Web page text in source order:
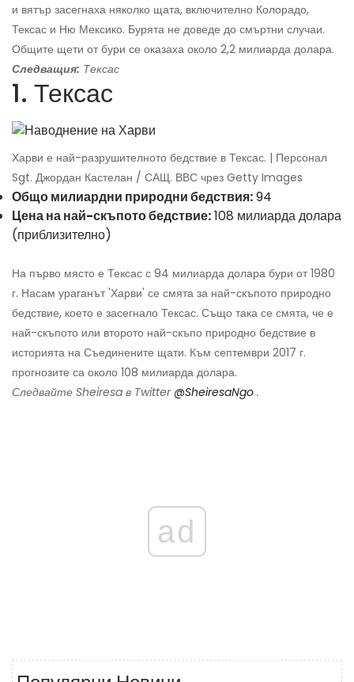
и вятър засегнаха няколко щата, включително Колорадо,
Тексас и Ню Мексико. Бурята не доведе до смъртни случаи.
Общите щети от бури се оказаха около 2,2 милиарда долара.
Следващия: Тексас
1. Тексас
Харви е най-разрушителното бедствие в Тексас. | Персонал
Sgt. Джордан Кастелан / САЩ. ВВС чрез Getty Images
Общо милиардни природни бедствия:94
Цена на най-скъпото бедствие:108 милиарда долара
(приблизително)
На първо място е Тексас с 94 милиарда долара бури от 1980
г. Насам ураганът 'Харви' се смята за най-скъпото природно
бедствие, което е засегнало Тексас. Също така се смята, че е
най-скъпото или второто най-скъпо природно бедствие в
историята на Съединените щати. Към септември 2017 г.
прогнозите са около 108 милиарда долара.
Следвайте Sheiresa в Twitter @SheiresaNgo .
ad